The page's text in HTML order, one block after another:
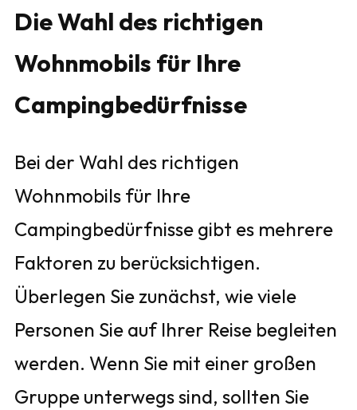
Die Wahl des richtigen
Wohnmobils für Ihre
Campingbedürfnisse
Bei der Wahl des richtigen
Wohnmobils für Ihre
Campingbedürfnisse gibt es mehrere
Faktoren zu berücksichtigen.
Überlegen Sie zunächst, wie viele
Personen Sie auf Ihrer Reise begleiten
werden. Wenn Sie mit einer großen
Gruppe unterwegs sind, sollten Sie